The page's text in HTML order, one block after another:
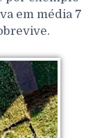
em média 7